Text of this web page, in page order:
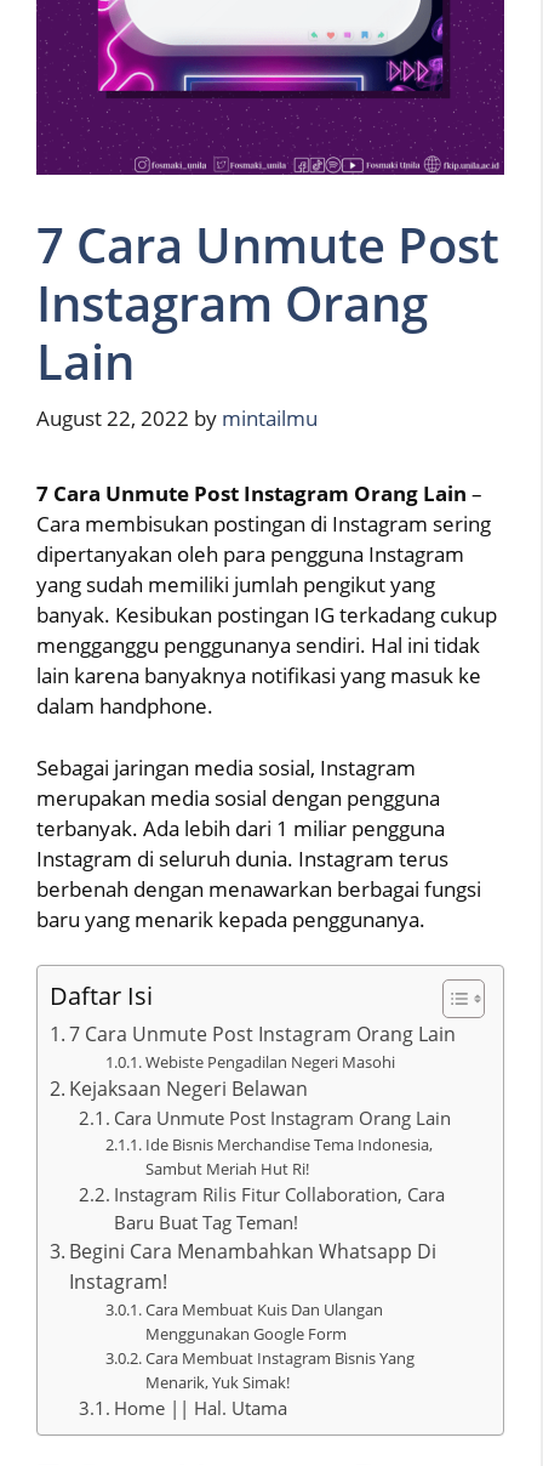
7 Cara Unmute Post
Instagram Orang
Lain
August 22, 2022 by mintailmu
7 Cara Unmute Post Instagram Orang Lain –
Cara membisukan postingan di Instagram sering
dipertanyakan oleh para pengguna Instagram
yang sudah memiliki jumlah pengikut yang
banyak. Kesibukan postingan IG terkadang cukup
mengganggu penggunanya sendiri. Hal ini tidak
lain karena banyaknya notifikasi yang masuk ke
dalam handphone.
Sebagai jaringan media sosial, Instagram
merupakan media sosial dengan pengguna
terbanyak. Ada lebih dari 1 miliar pengguna
Instagram di seluruh dunia. Instagram terus
berbenah dengan menawarkan berbagai fungsi
baru yang menarik kepada penggunanya.
Daftar Isi
7 Cara Unmute Post Instagram Orang Lain
Webiste Pengadilan Negeri Masohi
Kejaksaan Negeri Belawan
Cara Unmute Post Instagram Orang Lain
Ide Bisnis Merchandise Tema Indonesia,
Sambut Meriah Hut Ri!
Instagram Rilis Fitur Collaboration, Cara
Baru Buat Tag Teman!
Begini Cara Menambahkan Whatsapp Di
Instagram!
Cara Membuat Kuis Dan Ulangan
Menggunakan Google Form
Cara Membuat Instagram Bisnis Yang
Menarik, Yuk Simak!
Home || Hal. Utama